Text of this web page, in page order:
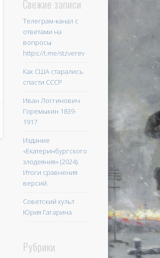
Свежие записи
Телеграм-канал с
ответами на
вопросы
https://t.me/stzverev
Как США старались
спасти СССР
Иван Логгинович
Горемыкин 1839-
1917
Издание
«Екатеринбургского
злодеяния» (2024).
Итоги сравнения
версий.
Советский культ
Юрия Гагарина
Рубрики